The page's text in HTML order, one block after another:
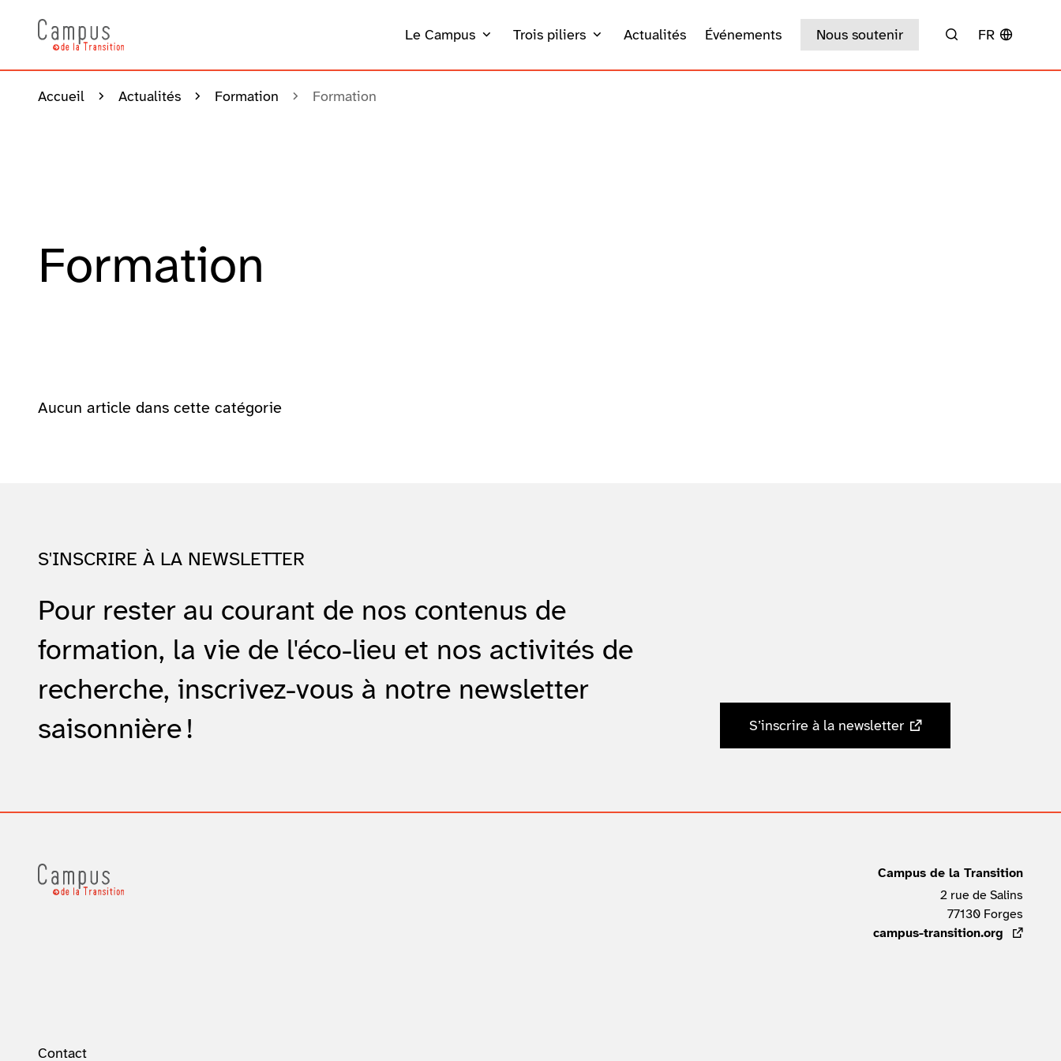
Le Campus Trois piliers Actualités Événements Nous soutenir Rechercher
FR
Accueil Actualités Formation Formation
Formation
Aucun article dans cette catégorie
S'INSCRIRE À LA NEWSLETTER
Pour rester au courant de nos contenus de
formation, la vie de l'éco-lieu et nos activités de
recherche, inscrivez-vous à notre newsletter
saisonnière !
S’inscrire à la newsletter
Campus de la Transition
2 rue de Salins
77130 Forges
campus-transition.org
- lien
Contact